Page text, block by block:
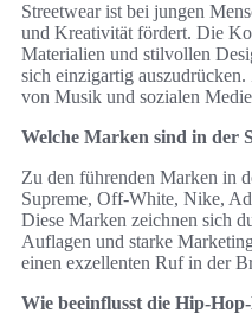
Streetwear ist bei jungen
und Kreativität fördert. Die
Materialien und stilvollen
sich einzigartig
von Musik und sozialen
Welche Marken sind in der
Zu den führenden Marken in
Supreme, Off-White, Nike,
Diese Marken zeichnen sich
Auflagen und starke
einen exzellenten Ruf in der
Wie beeinflusst die Hip-